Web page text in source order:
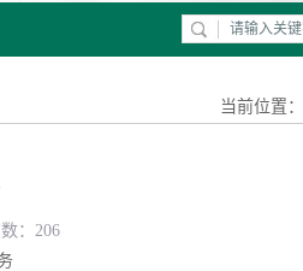
当前位置：
：206